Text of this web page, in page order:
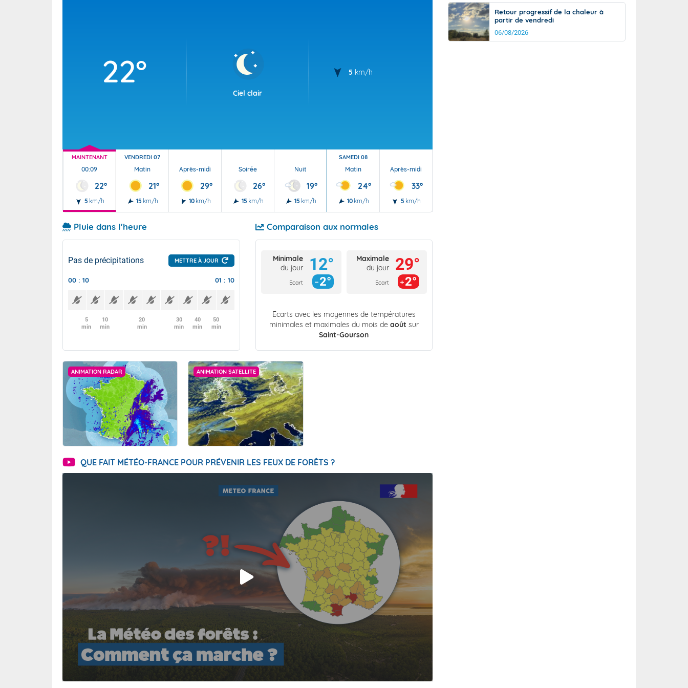
22°
Ciel clair
5 km/h
MAINTENANT
00:09
22°
5 km/h
VENDREDI 07
Matin
21°
15 km/h
Après-midi
29°
10 km/h
Soirée
26°
15 km/h
Nuit
19°
15 km/h
SAMEDI 08
Matin
24°
10 km/h
Après-midi
33°
5 km/h
Pluie dans l'heure
Pas de précipitations METTRE À JOUR
00 : 10 01 : 10
5
min
10
min
20
min
30
min
40
min
50
min
Comparaison aux normales
Minimale
du jour
Ecart
12°
2°
Maximale
du jour
Ecart
29°
2°
Écarts avec les moyennes de températures
minimales et maximales du mois de août sur
Saint-Gourson
ANIMATION RADAR ANIMATION SATELLITE
QUE FAIT MÉTÉO-FRANCE POUR PRÉVENIR LES FEUX DE FORÊTS ?
Retour progressif de la chaleur à
partir de vendredi
06/08/2026